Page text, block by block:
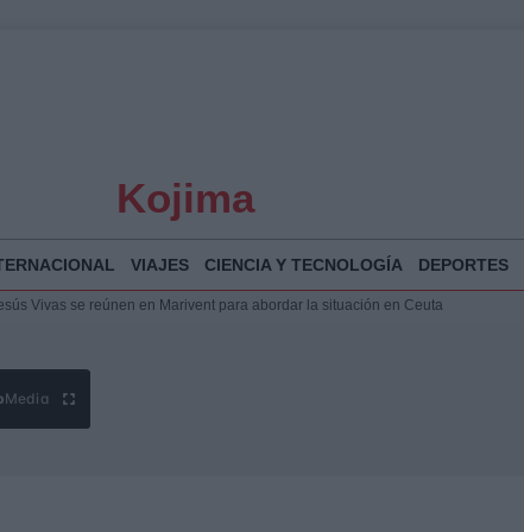
Kojima
VIAJES CIENCIA Y TECNOLOGÍA DEPORTES
del Gobierno ante la crisis migratoria en Ceuta
Vivas se reúnen en Marivent para abordar la situación en Ceuta
Media